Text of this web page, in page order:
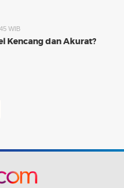
WIB
Kencang dan Akurat?